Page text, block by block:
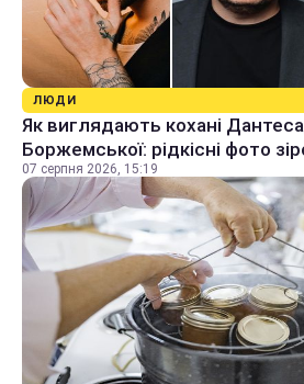
ЛЮДИ
Як виглядають кохані
Боржемської: рідкісні фото
07 серпня 2026, 15:19